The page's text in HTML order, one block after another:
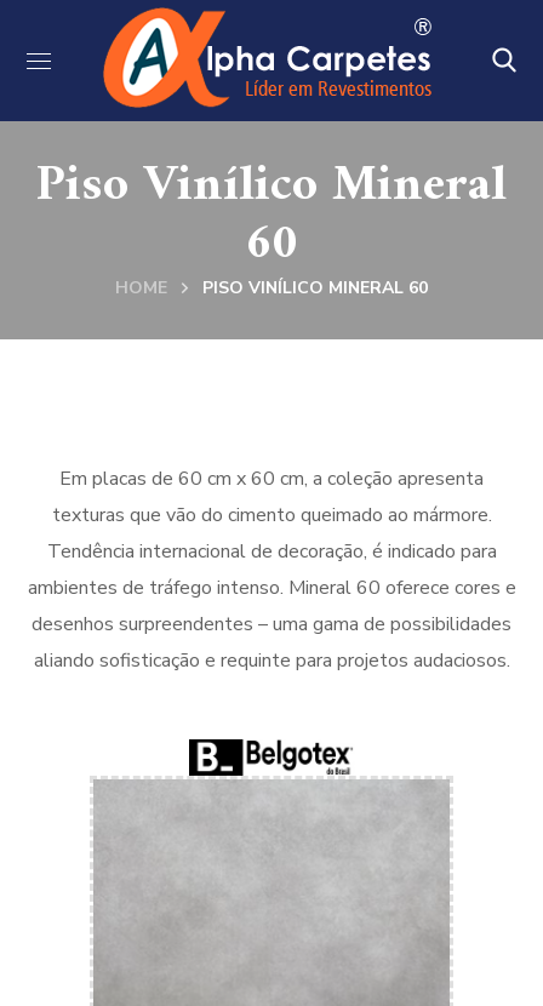
Piso Vinílico Mineral
60
HOME PISO VINÍLICO MINERAL 60
Em placas de 60 cm x 60 cm, a coleção apresenta
texturas que vão do cimento queimado ao mármore.
Tendência internacional de decoração, é indicado para
ambientes de tráfego intenso. Mineral 60 oferece cores e
desenhos surpreendentes – uma gama de possibilidades
aliando sofisticação e requinte para projetos audaciosos.